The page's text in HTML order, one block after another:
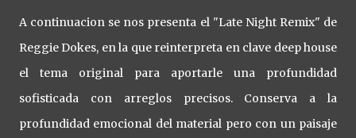
A continuacion se nos presenta el "Late Night Remix" de
Reggie Dokes, en la que reinterpreta en clave deep house
el tema original para aportarle una profundidad
sofisticada con arreglos precisos. Conserva a la
profundidad emocional del material pero con un paisaje